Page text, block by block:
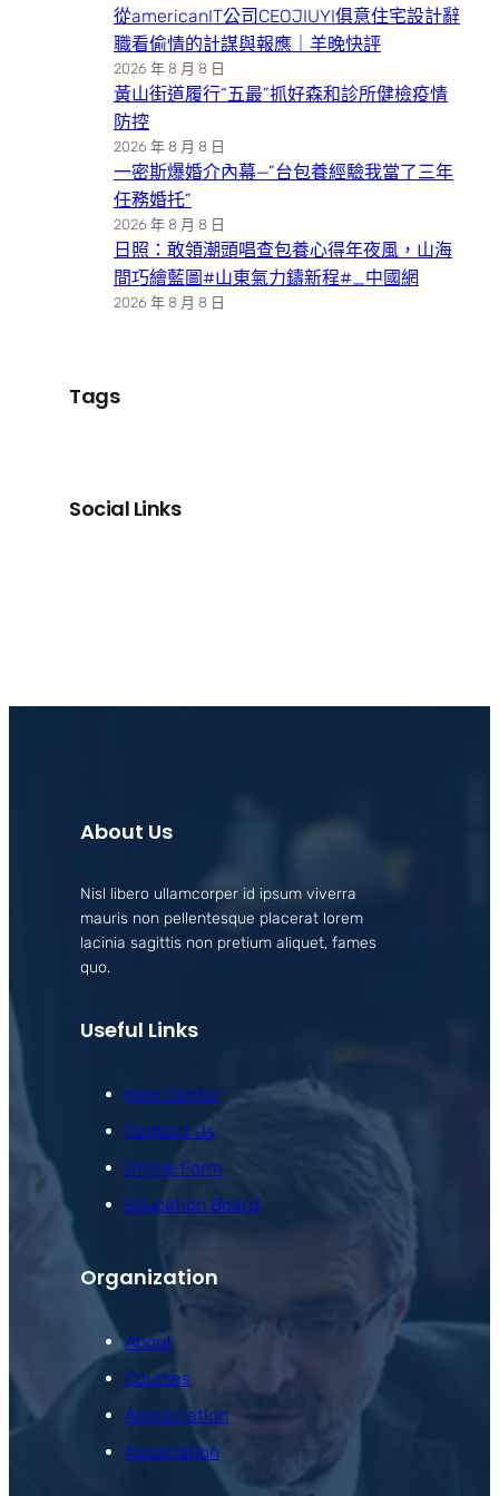
從americanIT公司CEOJIUYI俱意住宅設計辭
職看偷情的計謀與報應｜羊晚快評
2026 年 8 月 8 日
黃山街道履行“五最”抓好森和診所健檢疫情
防控
2026 年 8 月 8 日
一密斯爆婚介內幕—”台包養經驗我當了三年
任務婚托”
2026 年 8 月 8 日
日照：敢領潮頭唱查包養心得年夜風，山海
間巧繪藍圖#山東氣力鑄新程#_中國網
2026 年 8 月 8 日
Tags
Social Links
About Us
Nisl libero ullamcorper id ipsum viverra
mauris non pellentesque placerat lorem
lacinia sagittis non pretium aliquet, fames
quo.
Useful Links
Help Center
Contact Us
Online Form
Education Board
Organization
About
Courses
Appreciation
Association